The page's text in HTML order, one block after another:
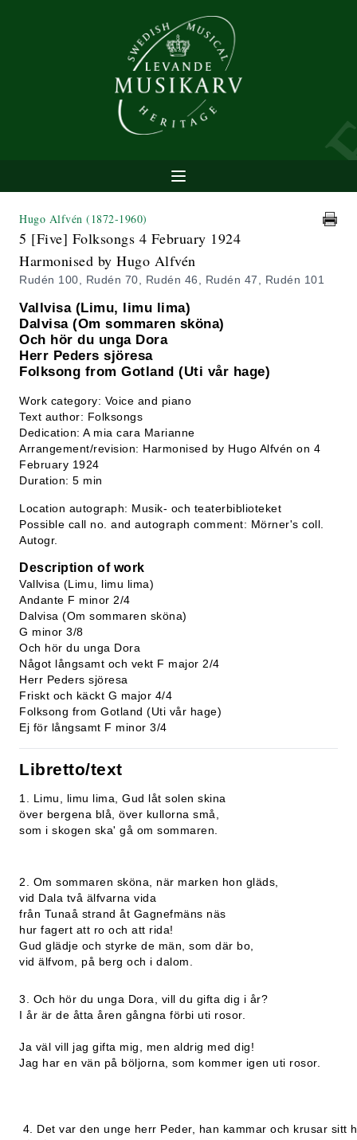
Hugo Alfvén (1872-1960)
5 [Five] Folksongs 4 February 1924
Harmonised by Hugo Alfvén
Rudén 100, Rudén 70, Rudén 46, Rudén 47, Rudén 101
Vallvisa (Limu, limu lima)
Dalvisa (Om sommaren sköna)
Och hör du unga Dora
Herr Peders sjöresa
Folksong from Gotland (Uti vår hage)
Work category: Voice and piano
Text author: Folksongs
Dedication: A mia cara Marianne
Arrangement/revision: Harmonised by Hugo Alfvén on 4
February 1924
Duration: 5 min
Location autograph: Musik- och teaterbiblioteket
Possible call no. and autograph comment: Mörner's coll.
Autogr.
Description of work
Vallvisa (Limu, limu lima)
Andante F minor 2/4
Dalvisa (Om sommaren sköna)
G minor 3/8
Och hör du unga Dora
Något långsamt och vekt F major 2/4
Herr Peders sjöresa
Friskt och käckt G major 4/4
Folksong from Gotland (Uti vår hage)
Ej för långsamt F minor 3/4
Libretto/text
1. Limu, limu lima, Gud låt solen skina
över bergena blå, över kullorna små,
som i skogen ska' gå om sommaren.
2. Om sommaren sköna, när marken hon gläds,
vid Dala två älfvarna vida
från Tunaå strand åt Gagnefmäns näs
hur fagert att ro och att rida!
Gud glädje och styrke de män, som där bo,
vid älfvom, på berg och i dalom.
3. Och hör du unga Dora, vill du gifta dig i år?
I år är de åtta åren gångna förbi uti rosor.
Ja väl vill jag gifta mig, men aldrig med dig!
Jag har en vän på böljorna, som kommer igen uti rosor.
4. Det var den unge herr Peder, han kammar och krusar sitt